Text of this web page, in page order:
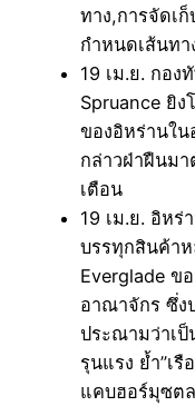
ทาง,การจัดเ
กำหนดเส้นทา
19 เม.ย. กอง
Spruance ยิง
ของอิหร่านใน
กล่าวฝ่าฝืนม
เตือน
19 เม.ย. อิหร่
บรรทุกสินค้าห
Everglade ข
อาณาจักร ซึ่ง
ประณามว่าเป็
รุนแรง ย้ำ”เ
แคบฮอร์มุซต